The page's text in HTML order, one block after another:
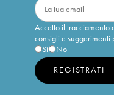
Accetto il tracciamento
consigli e suggerimenti
Sì
No
REGISTRATI